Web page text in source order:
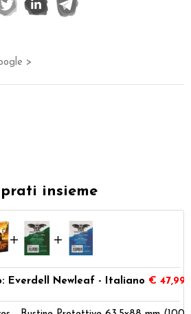
>
insieme
Everdell Newleaf - Italiano € 47,99